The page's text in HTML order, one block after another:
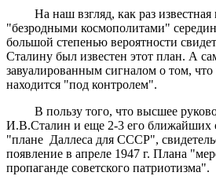
На наш взгляд, как раз известная
"безродными космополитами"
большой степенью вероятности
Сталину был известен этот план. А
завуалированным сигналом о том,
находится "под контролем".
В пользу того, что высшее
И.В.Сталин и еще 2-3 его ближайших
"плане Даллеса для СССР",
появление в апреле 1947 г. Плана
пропаганде советского патриотизма".